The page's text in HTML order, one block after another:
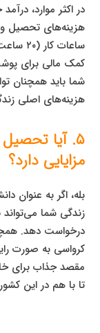
در اکثر موارد،
هزینه‌های تحصیل
کمک مالی برای
شما باید همچنان
هزینه‌های اصلی
۵. آیا
مزایایی دارد؟
بله، اگر به عنوان
زندگی شما
درخواست دهد.
کرواسی به صورت
مقصد جذاب برای
تا با هم در این